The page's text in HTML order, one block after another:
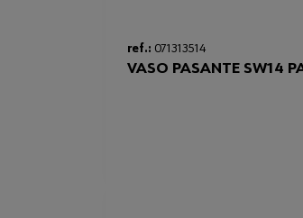
ref.: 071313514
VASO PASANTE SW14